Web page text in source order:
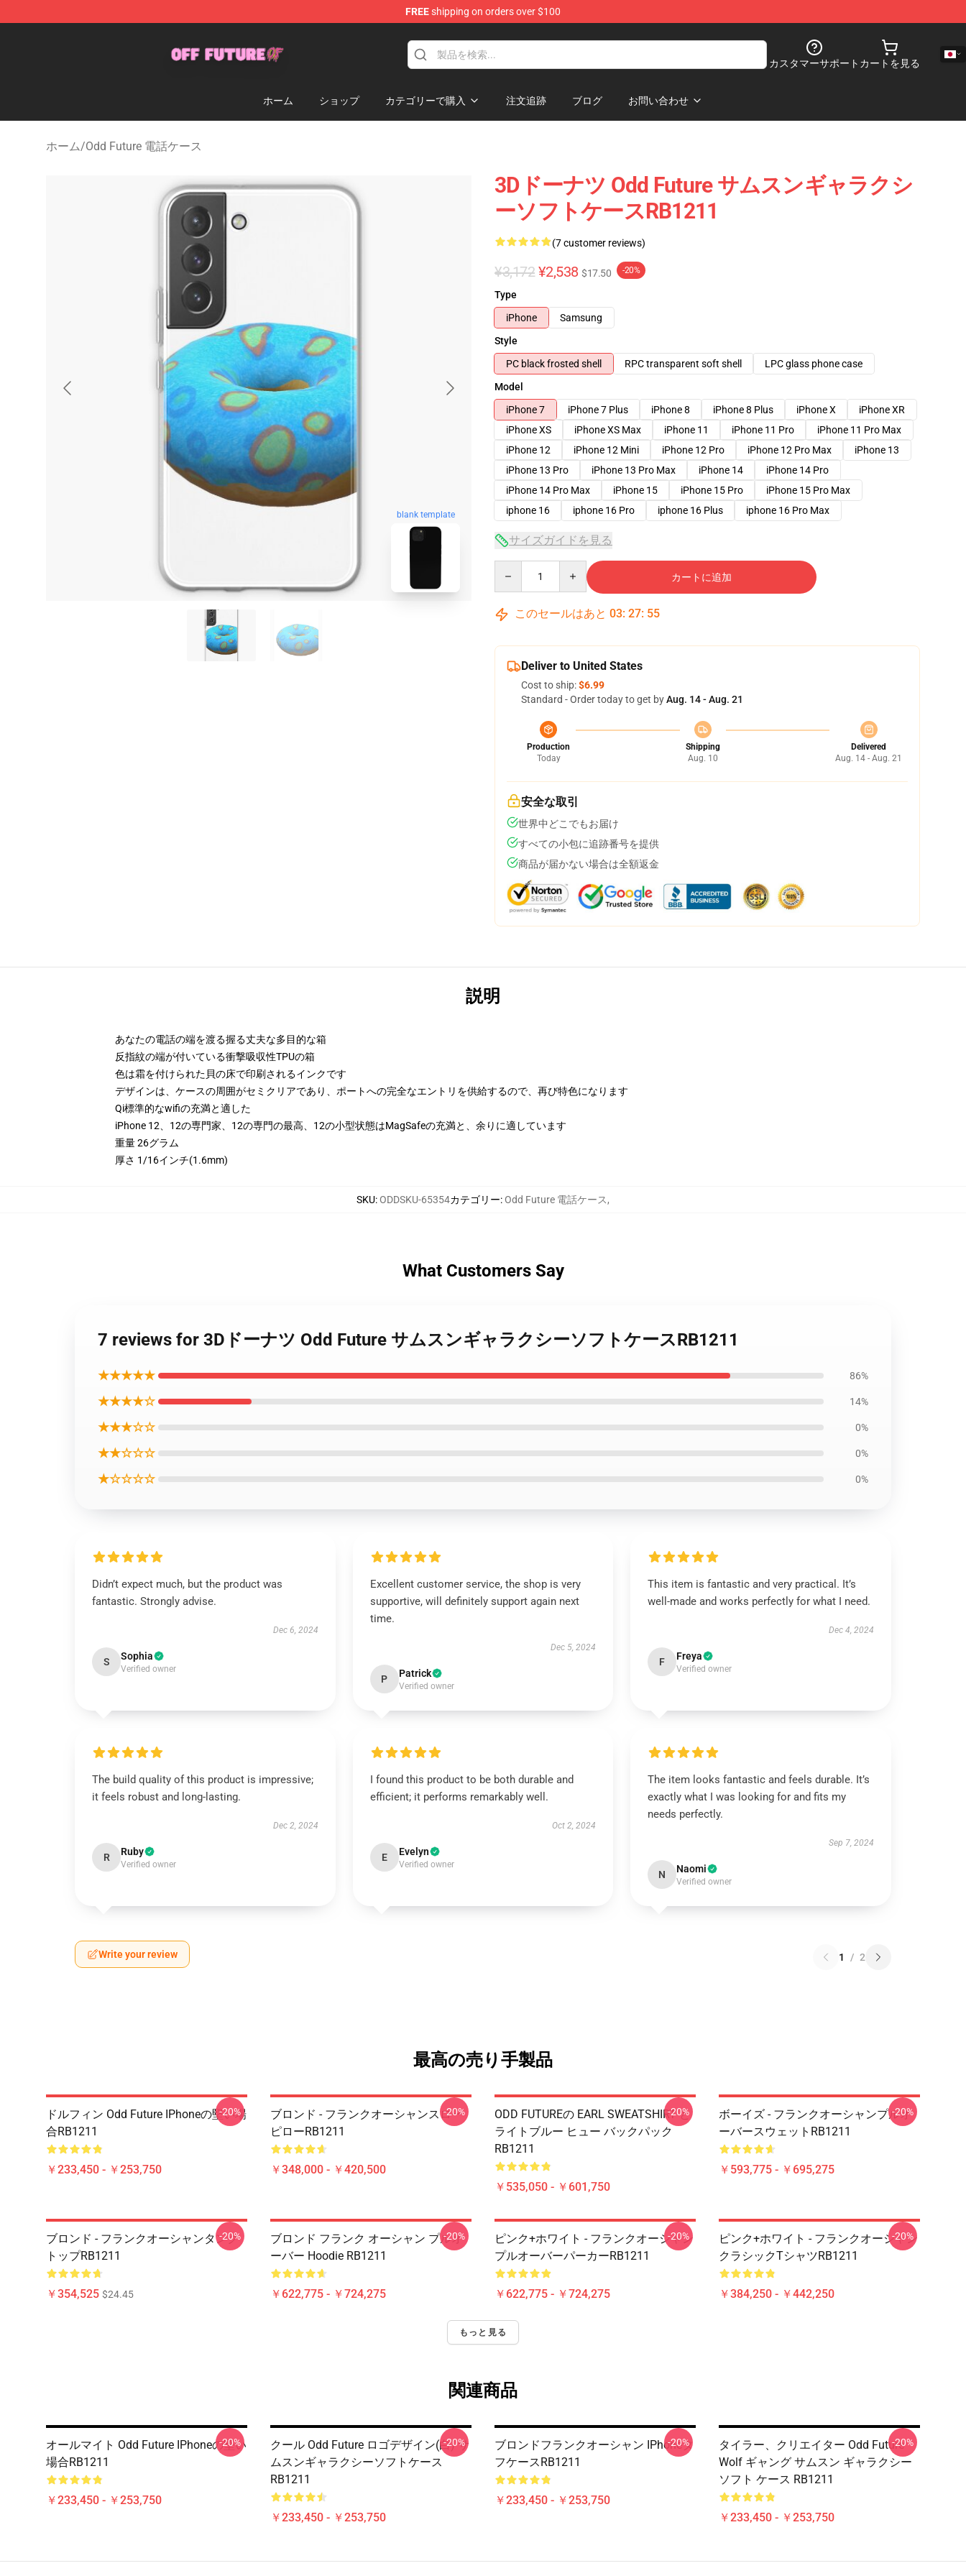
FREEshipping on orders over $100
カスタマーサポート カートを見る
ホーム ショップ カテゴリーで購入 注文追跡 ブログ お問い合わせ
ホーム/Odd Future 電話ケース
blank template
3Dドーナツ Odd Future サムスンギャラクシ
ーソフトケースRB1211
(7 customer reviews)
¥3,172 ¥2,538 $17.50 -20%
Type
iPhone
Samsung
Style
PC black frosted shell
RPC transparent soft shell
LPC glass phone case
Model
iPhone 7
iPhone 7 Plus iPhone 8 iPhone 8 Plus iPhone X
iPhone XR
iPhone XS
iPhone XS Max iPhone 11 iPhone 11 Pro
iPhone 11 Pro Max
iPhone 12
iPhone 12 Mini iPhone 12 Pro iPhone 12 Pro Max
iPhone 13
iPhone 13 Pro
iPhone 13 Pro Max iPhone 14
iPhone 14 Pro
iPhone 14 Pro Max
iPhone 15 iPhone 15 Pro
iPhone 15 Pro Max
iphone 16
iphone 16 Pro iphone 16 Plus iphone 16 Pro Max
サイズガイドを見る
カートに追加
このセールはあと 03: 27: 54
Deliver to United States
Cost to ship:$6.99
Standard - Order today to get byAug. 14 - Aug. 21
Production
Today
Shipping
Aug. 10
Delivered
Aug. 14 - Aug. 21
安全な取引
世界中どこでもお届け
すべての小包に追跡番号を提供
商品が届かない場合は全額返金
説明
あなたの電話の端を渡る握る丈夫な多目的な箱
反指紋の端が付いている衝撃吸収性TPUの箱
色は霜を付けられた貝の床で印刷されるインクです
デザインは、ケースの周囲がセミクリアであり、ポートへの完全なエントリを供給するので、再び特色になります
Qi標準的なwifiの充満と適した
iPhone 12、12の専門家、12の専門の最高、12の小型状態はMagSafeの充満と、余りに適しています
重量 26グラム
厚さ 1/16インチ(1.6mm)
SKU:ODDSKU-65354カテゴリー:Odd Future 電話ケース,
What Customers Say
7 reviews for 3Dドーナツ Odd Future サムスンギャラクシーソフトケースRB1211
★★★★★ 86%
★★★★☆ 14%
★★★☆☆ 0%
★★☆☆☆ 0%
★☆☆☆☆ 0%
Didn’t expect much, but the product was
fantastic. Strongly advise.
Dec 6, 2024
S Sophia
Verified owner
Excellent customer service, the shop is very
supportive, will definitely support again next
time.
Dec 5, 2024
P Patrick
Verified owner
This item is fantastic and very practical. It’s
well-made and works perfectly for what I need.
Dec 4, 2024
F Freya
Verified owner
The build quality of this product is impressive;
it feels robust and long-lasting.
Dec 2, 2024
R Ruby
Verified owner
I found this product to be both durable and
efficient; it performs remarkably well.
Oct 2, 2024
E Evelyn
Verified owner
The item looks fantastic and feels durable. It’s
exactly what I was looking for and fits my
needs perfectly.
Sep 7, 2024
N Naomi
Verified owner
Write your review 1 / 2
最高の売り手製品
ドルフィン Odd Future IPhoneの堅い場
合RB1211
￥233,450 - ￥253,750
-20%
ブロンド - フランクオーシャンスロー
ピローRB1211
￥348,000 - ￥420,500
-20%
ODD FUTUREの EARL SWEATSHIRT と
ライトブルー ヒュー バックパック
RB1211
￥535,050 - ￥601,750
-20%
ボーイズ - フランクオーシャンプルオ
ーバースウェットRB1211
￥593,775 - ￥695,275
-20%
ブロンド - フランクオーシャンタンク
トップRB1211
￥354,525 $24.45
-20%
ブロンド フランク オーシャン プルオ
ーバー Hoodie RB1211
￥622,775 - ￥724,275
-20%
ピンク+ホワイト - フランクオーシャン
プルオーバーパーカーRB1211
￥622,775 - ￥724,275
-20%
ピンク+ホワイト - フランクオーシャン
クラシックTシャツRB1211
￥384,250 - ￥442,250
-20%
もっと見る
関連商品
オールマイト Odd Future IPhoneの堅い
場合RB1211
￥233,450 - ￥253,750
-20%
クール Odd Future ロゴデザイン(白) サ
ムスンギャラクシーソフトケース
RB1211
￥233,450 - ￥253,750
-20%
ブロンドフランクオーシャン IPhoneタ
フケースRB1211
￥233,450 - ￥253,750
-20%
タイラー、クリエイター Odd Future
Wolf ギャング サムスン ギャラクシー
ソフト ケース RB1211
￥233,450 - ￥253,750
-20%